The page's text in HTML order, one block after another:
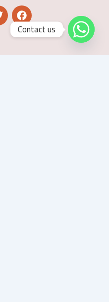
F
a
c
e
o
Contact us